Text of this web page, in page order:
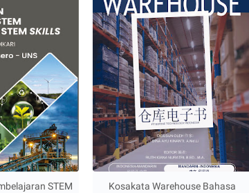
STEM
Kosakata Warehouse Bahasa